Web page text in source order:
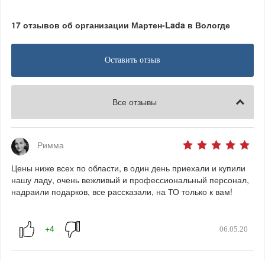
17 отзывов об организации Мартен-Lada в Вологде
Оставить отзыв
Все отзывы
Римма
Цены ниже всех по области, в один день приехали и купили
нашу ладу, очень вежливый и профессиональный персонал,
надраили подарков, все рассказали, на ТО только к вам!
06.05.20